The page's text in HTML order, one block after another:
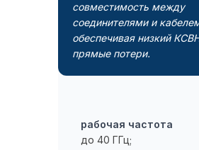
совместимость между
соединителями и
обеспечивая низкий
прямые потери.
рабочая частота
до 40 ГГц;